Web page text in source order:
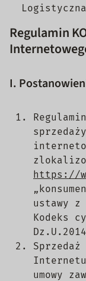
Regulamin
I.
https://
ustawy
Kodeks
umowy